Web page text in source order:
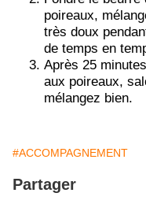
poireaux,
très doux
de temps en
Après 25
aux poireaux,
mélangez bien.
#ACCOMPAGNEMENT
Partager